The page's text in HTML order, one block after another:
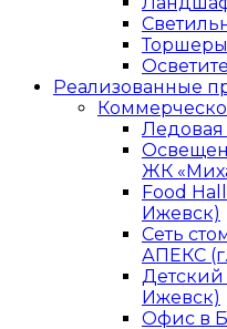
Торшеры
Реализованные
Ледовая
ЖК
Food
Ижевск)
Сеть
АПЕКС
Детский
Ижевск)
Офис в